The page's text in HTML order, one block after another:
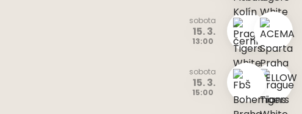
sobota
15. 3.
13:00
sobota
15. 3.
15:00